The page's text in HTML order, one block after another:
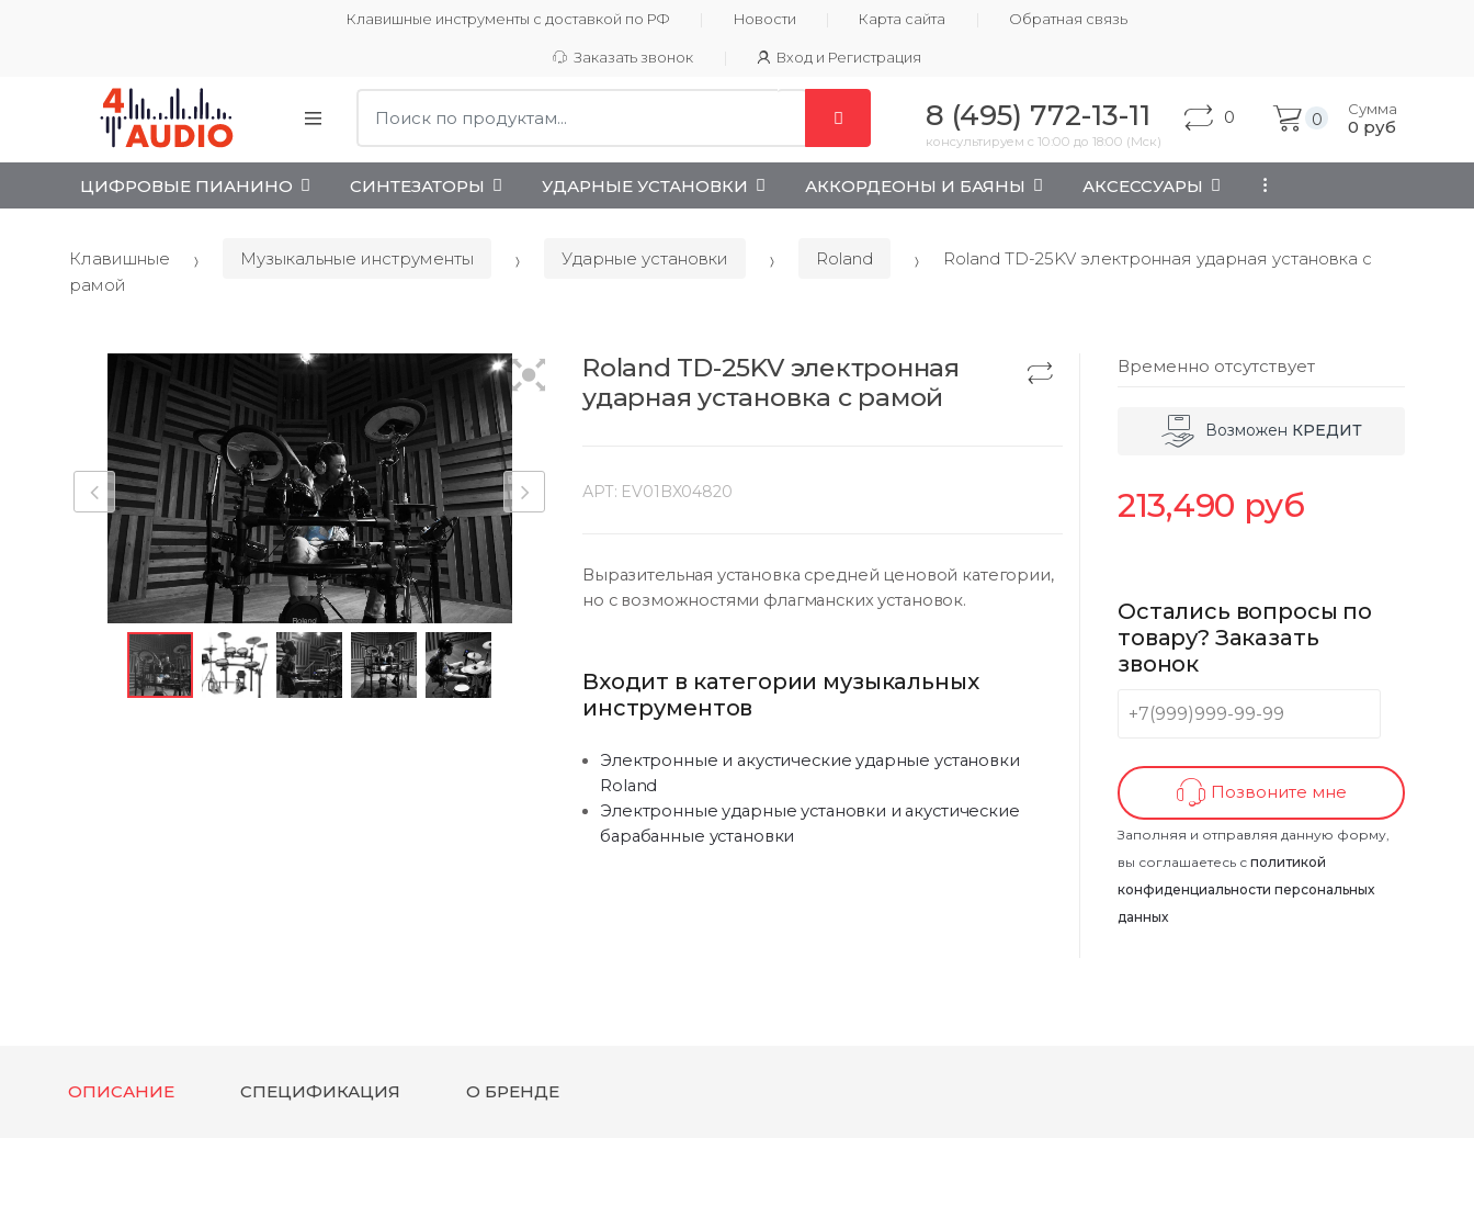
Клавишные инструменты с доставкой по РФ Новости Карта сайта Обратная связь
Заказать звонок Вход и Регистрация
8 (495) 772-13-11
консультируем с 10:00 до 18:00 (Мск)
0 0
Сумма
0 руб
ЦИФРОВЫЕ ПИАНИНО СИНТЕЗАТОРЫ УДАРНЫЕ УСТАНОВКИ АККОРДЕОНЫ И БАЯНЫ АКСЕССУАРЫ ...
Клавишные Музыкальные инструменты Ударные установки Roland
Roland TD-25KV электронная ударная установка с
рамой
Roland TD-25KV электронная
ударная установка с рамой
АРТ: EV01BX04820
Выразительная установка средней ценовой категории,
но с возможностями флагманских установок.
Входит в категории музыкальных
инструментов
Электронные и акустические ударные установки
Roland
Электронные ударные установки и акустические
барабанные установки
Временно отсутствует
Возможен КРЕДИТ
213,490 руб
Остались вопросы по
товару? Заказать
звонок
Позвоните мне
Заполняя и отправляя данную форму,
вы соглашаетесь с политикой
конфиденциальности персональных
данных
ОПИСАНИЕ СПЕЦИФИКАЦИЯ О БРЕНДЕ